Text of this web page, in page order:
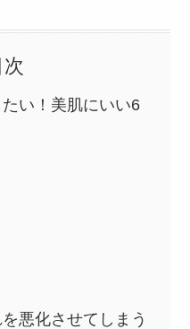
次
い！美肌にいい6
悪化させてしまう